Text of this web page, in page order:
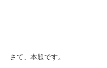
さて、本題です。